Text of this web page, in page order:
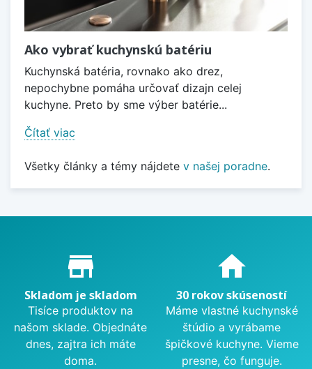
Ako vybrať kuchynskú batériu
Kuchynská batéria, rovnako ako drez,
nepochybne pomáha určovať dizajn celej
kuchyne. Preto by sme výber batérie...
Čítať viac
Všetky články a témy nájdete v našej poradne.
Proč nakupovat u nás?
store_mall_directory
Skladom je skladom
Tisíce produktov na
našom sklade. Objednáte
dnes, zajtra ich máte
doma.
home
30 rokov skúseností
Máme vlastné kuchynské
štúdio a vyrábame
špičkové kuchyne. Vieme
presne, čo funguje.